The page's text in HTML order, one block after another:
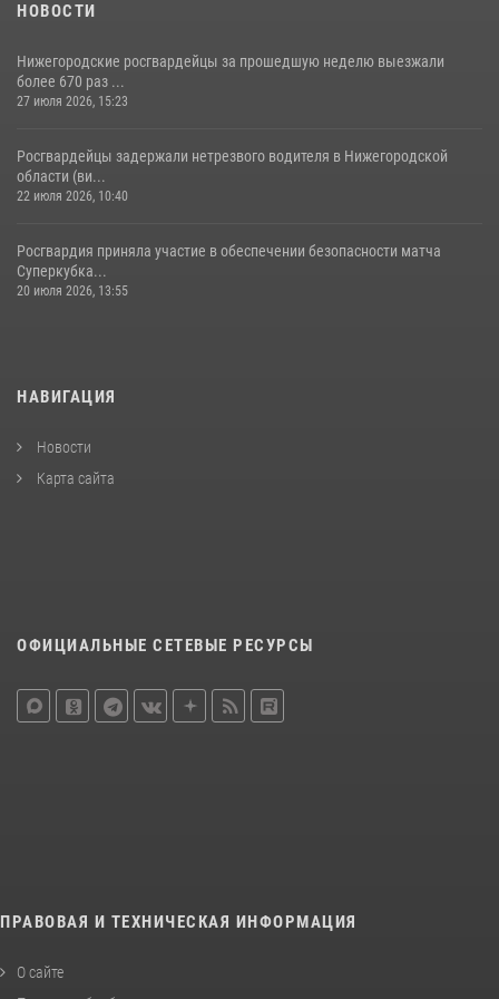
НОВОСТИ
Нижегородские росгвардейцы за прошедшую неделю выезжали
более 670 раз ...
27 июля 2026, 15:23
Росгвардейцы задержали нетрезвого водителя в Нижегородской
области (ви...
22 июля 2026, 10:40
Росгвардия приняла участие в обеспечении безопасности матча
Суперкубка...
20 июля 2026, 13:55
НАВИГАЦИЯ
Новости
Карта сайта
ОФИЦИАЛЬНЫЕ СЕТЕВЫЕ РЕСУРСЫ
ПРАВОВАЯ И ТЕХНИЧЕСКАЯ ИНФОРМАЦИЯ
О сайте